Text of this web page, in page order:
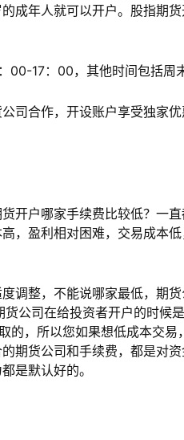
成年人就可以开户。股指期
17：00，其他时间包括周末
合作，开设账户享受独家优
户哪家手续费比较低？一直
，盈利相对困难，交易成本
整，不能说哪家最低，期货
公司在给投资者开户的时候
，所以您如果想低成本交易
期货公司和手续费，都是对
是默认好的。